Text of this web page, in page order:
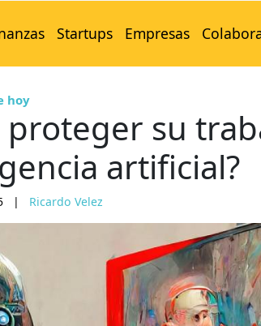
Startups Empresas
hoy
proteger su
artificial?
| Ricardo Velez